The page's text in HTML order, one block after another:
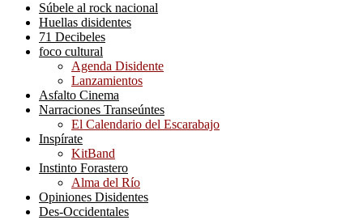
Súbele al rock nacional
Huellas disidentes
71 Decibeles
foco cultural
Agenda Disidente
Lanzamientos
Asfalto Cinema
Narraciones Transeúntes
El Calendario del Escarabajo
Inspírate
KitBand
Instinto Forastero
Alma del Río
Opiniones Disidentes
Des-Occidentales